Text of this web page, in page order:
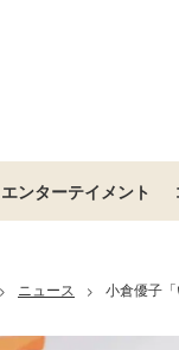
エンターテイメント
> ニュース > 小倉優子